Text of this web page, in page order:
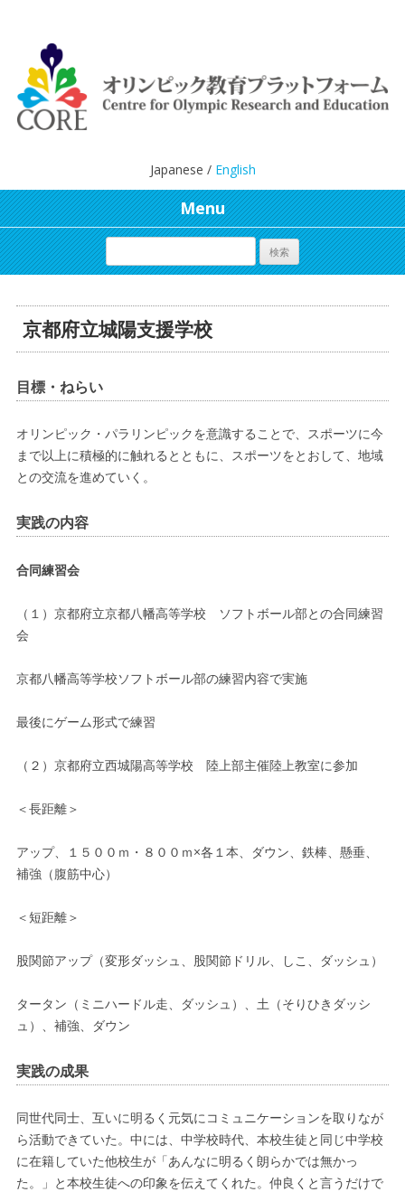
Japanese / English
Menu
京都府立城陽支援学校
目標・ねらい
オリンピック・パラリンピックを意識することで、スポーツに今
まで以上に積極的に触れるとともに、スポーツをとおして、地域
との交流を進めていく。
実践の内容
合同練習会
（１）京都府立京都八幡高等学校 ソフトボール部との合同練習
会
京都八幡高等学校ソフトボール部の練習内容で実施
最後にゲーム形式で練習
（２）京都府立西城陽高等学校 陸上部主催陸上教室に参加
＜長距離＞
アップ、１５００ｍ・８００ｍ×各１本、ダウン、鉄棒、懸垂、
補強（腹筋中心）
＜短距離＞
股関節アップ（変形ダッシュ、股関節ドリル、しこ、ダッシュ）
タータン（ミニハードル走、ダッシュ）、土（そりひきダッシ
ュ）、補強、ダウン
実践の成果
同世代同士、互いに明るく元気にコミュニケーションを取りなが
ら活動できていた。中には、中学校時代、本校生徒と同じ中学校
に在籍していた他校生が「あんなに明るく朗らかでは無かっ
た。」と本校生徒への印象を伝えてくれた。仲良くと言うだけで